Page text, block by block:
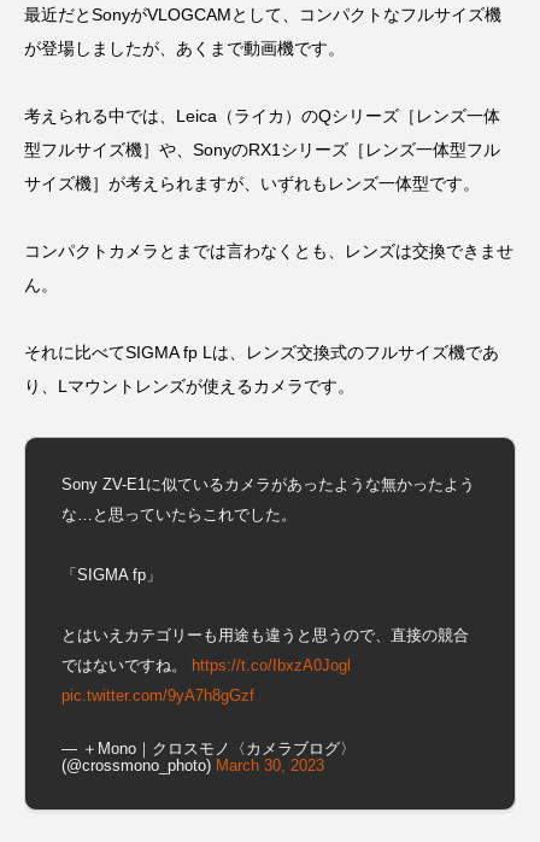
最近だとSonyがVLOGCAMとして、コンパクトなフルサイズ機
が登場しましたが、あくまで動画機です。
考えられる中では、Leica（ライカ）のQシリーズ［レンズ一体
型フルサイズ機］や、SonyのRX1シリーズ［レンズ一体型フル
サイズ機］が考えられますが、いずれもレンズ一体型です。
コンパクトカメラとまでは言わなくとも、レンズは交換できませ
ん。
それに比べてSIGMA fp Lは、レンズ交換式のフルサイズ機であ
り、Lマウントレンズが使えるカメラです。
Sony ZV-E1に似ているカメラがあったような無かったよう
な…と思っていたらこれでした。
「SIGMA fp」
とはいえカテゴリーも用途も違うと思うので、直接の競合
ではないですね。
https://t.co/IbxzA0Jogl
pic.twitter.com/9yA7h8gGzf
— ＋Mono｜クロスモノ〈カメラブログ〉
(@crossmono_photo) March 30, 2023